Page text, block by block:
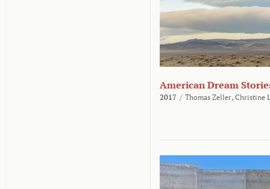
American Dream
2017 / Thomas Zeller, Christine